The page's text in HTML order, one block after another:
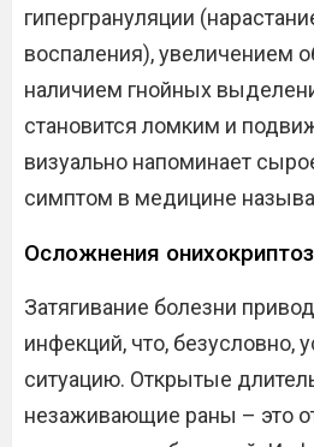
гипергрануляции
воспаления), увеличением
наличием гнойных
становится ломким и
визуально напоминает
симптом в медицине
Осложнения
Затягивание болезни
инфекций, что, безусловно,
ситуацию. Открытые
незаживающие раны – это